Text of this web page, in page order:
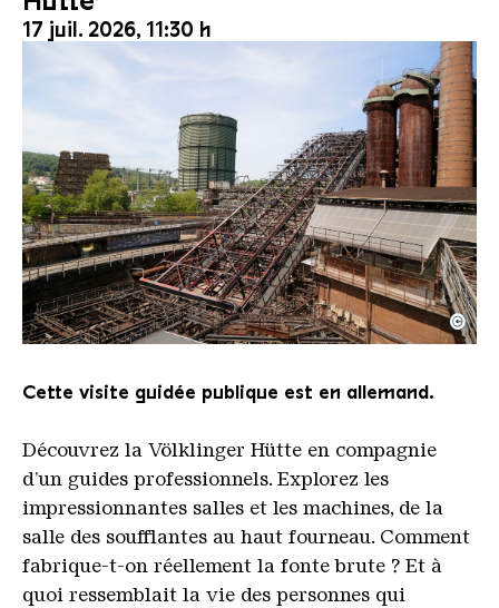
17 juil. 2026, 11:30 h
Le monte-charge incliné de la Völklinger Hütte
Copyright: Weltkulturerbe Völklinger Hütte | Karl
©
Cette visite guidée publique est en allemand.
Découvrez la Völklinger Hütte en compagnie
d’un guides professionnels. Explorez les
impressionnantes salles et les machines, de la
salle des soufflantes au haut fourneau. Comment
fabrique-t-on réellement la fonte brute ? Et à
quoi ressemblait la vie des personnes qui